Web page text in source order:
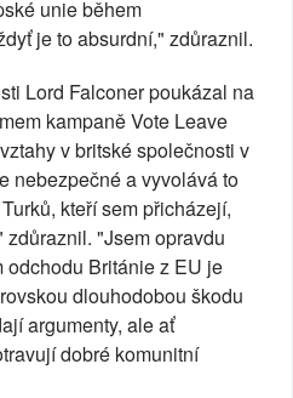
unie během
je to absurdní," zdůraznil.
Lord Falconer poukázal na
kampaně Vote Leave
v britské společnosti v
nebezpečné a vyvolává to
kteří sem přicházejí,
"Jsem opravdu
Británie z EU je
dlouhodobou škodu
argumenty, ale ať
dobré komunitní